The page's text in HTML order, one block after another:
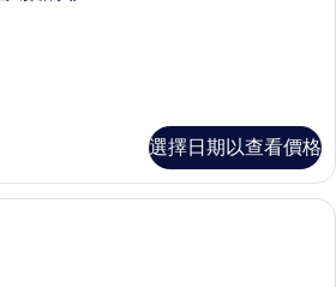
選擇日期以查看價格
1 間臥室、迷你吧、客房內保險箱、書